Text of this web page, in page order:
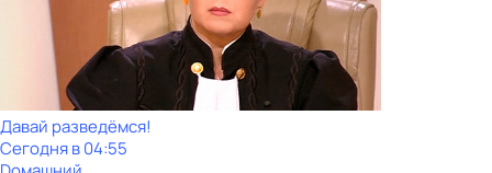
Давай рaзвeдёмся!
Сегодня в 04:55